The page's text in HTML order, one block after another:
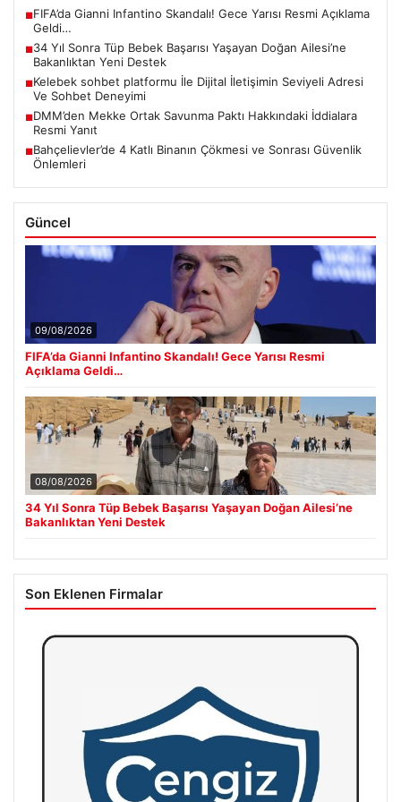
■FIFA’da Gianni Infantino Skandalı! Gece Yarısı Resmi Açıklama
Geldi…
■34 Yıl Sonra Tüp Bebek Başarısı Yaşayan Doğan Ailesi’ne
Bakanlıktan Yeni Destek
■Kelebek sohbet platformu İle Dijital İletişimin Seviyeli Adresi
Ve Sohbet Deneyimi
■DMM’den Mekke Ortak Savunma Paktı Hakkındaki İddialara
Resmi Yanıt
■Bahçelievler’de 4 Katlı Binanın Çökmesi ve Sonrası Güvenlik
Önlemleri
Güncel
09/08/2026
FIFA’da Gianni Infantino Skandalı! Gece Yarısı Resmi
Açıklama Geldi…
08/08/2026
34 Yıl Sonra Tüp Bebek Başarısı Yaşayan Doğan Ailesi’ne
Bakanlıktan Yeni Destek
Son Eklenen Firmalar